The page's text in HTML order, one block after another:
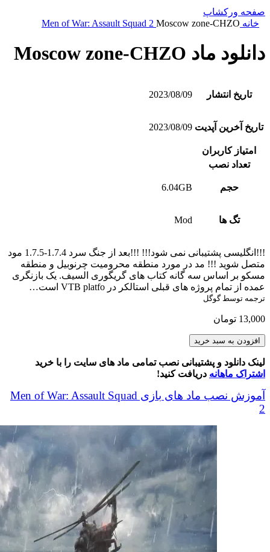
صفحه ورکشاپ
خانه
Men of War: Assault Squad 2 Moscow zone-CHZO
دانلود ماد Moscow zone-CHZO
تاریخ انتشار 2023/08/09
تاریخ آخرین آپدیت 2023/08/09
امتیاز کاربران
تعداد نصب
حجم 6.04GB
تگ ها Mod
!!!انگلیسی پشتیبانی نمی شود!!! !!!بعد از جنگ سرد 1.7.4-1.7.5 مود
متصل شوید !!! مد در مورد منطقه محرومیت چرنوبیل و منطقه
مسکو بر اساس سه گانه کتاب های گریگوری السیف. یک بازنگری
عمده از تمام پروژه های قبلی استالکر در VTB platfo است…
ترجمه توسط گوگل
13,000 تومان
Moscow
zone-
CHZO
عدد
افزودن به سبد خرید
لینک دانلود و پشتیبانی نصب تمامی ماد های سایت را با خرید
اشتراک ماهانه دریافت کنید!
آموزش نصب ماد های بازی Men of War: Assault Squad
2